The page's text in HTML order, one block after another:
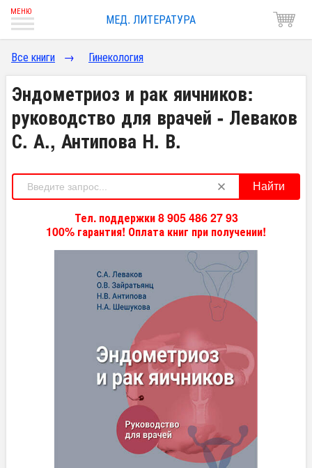
МЕД. ЛИТЕРАТУРА
Все книги → Гинекология
Эндометриоз и рак яичников:
руководство для врачей - Леваков
С. А., Антипова Н. В.
Найти
Тел. поддержки 8 905 486 27 93
100% гарантия! Оплата книг при получении!